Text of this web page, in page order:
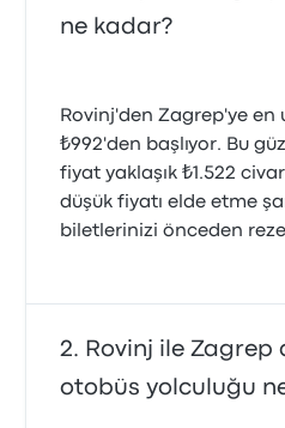
ne kadar?
Rovinj'den Zagrep'ye en
₺992'den başlıyor. Bu
fiyat yaklaşık ₺1.522
düşük fiyatı elde etme
biletlerinizi önceden
Rovinj ile Zagrep
otobüs yolculuğu